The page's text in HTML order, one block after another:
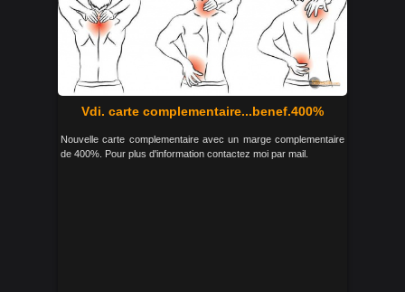
Vdi. carte complementaire...benef.400%
Nouvelle carte complementaire avec un marge complementaire
de 400%. Pour plus d'information contactez moi par mail.